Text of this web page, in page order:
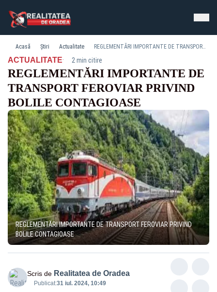
Acasă Știri Actualitate REGLEMENTĂRI IMPORTANTE DE TRANSPORT FEROVIAR PRIVIND BOLILE CONTAGIOASE
ACTUALITATE· 2 min citire
REGLEMENTĂRI IMPORTANTE DE
TRANSPORT FEROVIAR PRIVIND
BOLILE CONTAGIOASE
REGLEMENTĂRI IMPORTANTE DE TRANSPORT FEROVIAR PRIVIND
BOLILE CONTAGIOASE
Scris de Realitatea de Oradea
Publicat:31 iul. 2024, 10:49